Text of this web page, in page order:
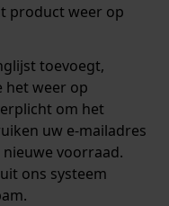
product weer op
toevoegt,
het weer op
om het
uw e-mailadres
voorraad.
ons systeem